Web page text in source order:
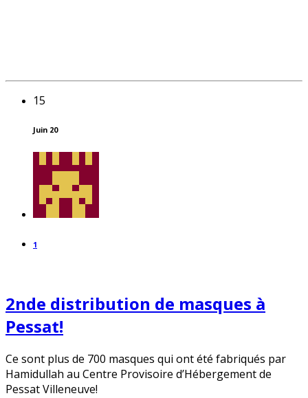
15
Juin 20
1
2nde distribution de masques à
Pessat!
Ce sont plus de 700 masques qui ont été fabriqués par
Hamidullah au Centre Provisoire d’Hébergement de
Pessat Villeneuve!